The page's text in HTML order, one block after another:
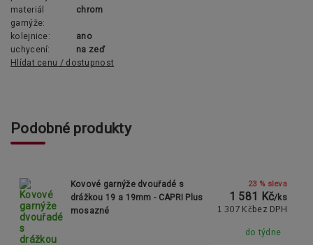
materiál
garnýže:
chrom
kolejnice:
ano
uchycení:
na zeď
Hlídat cenu / dostupnost
Podobné produkty
Kovové garnýže dvouřadé s
drážkou 19 a 19mm - CAPRI Plus
mosazné
23 % sleva
1 581 Kč/ks
1 307 Kč bez DPH
do týdne